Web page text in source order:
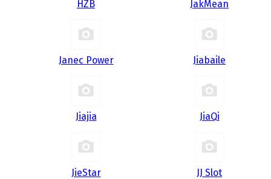
HZB JakMean
Janec Power Jiabaile
Jiajia JiaQi
JieStar JJ Slot